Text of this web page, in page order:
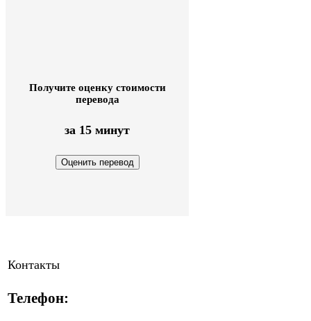
Получите оценку стоимости
перевода
за 15 минут
Контакты
Телефон: